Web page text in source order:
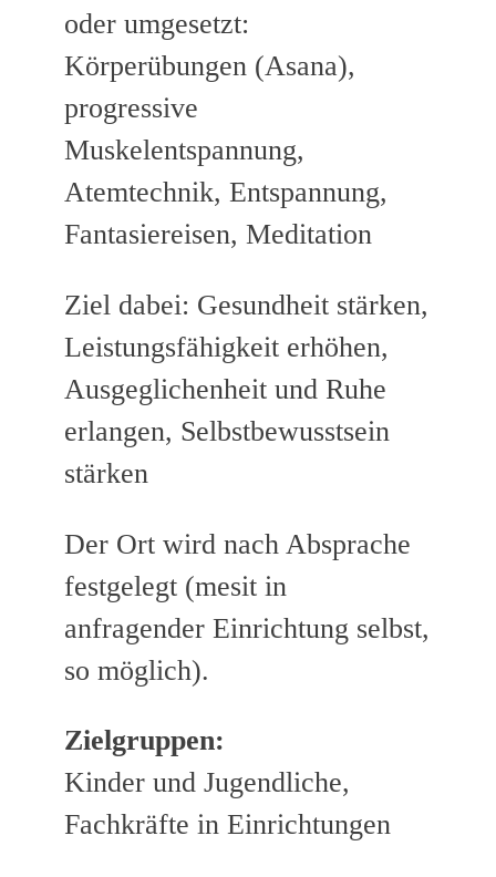
oder umgesetzt:
Körperübungen (Asana),
progressive
Muskelentspannung,
Atemtechnik, Entspannung,
Fantasiereisen, Meditation
Ziel dabei: Gesundheit stärken,
Leistungsfähigkeit erhöhen,
Ausgeglichenheit und Ruhe
erlangen, Selbstbewusstsein
stärken
Der Ort wird nach Absprache
festgelegt (mesit in
anfragender Einrichtung selbst,
so möglich).
Zielgruppen:
Kinder und Jugendliche,
Fachkräfte in Einrichtungen